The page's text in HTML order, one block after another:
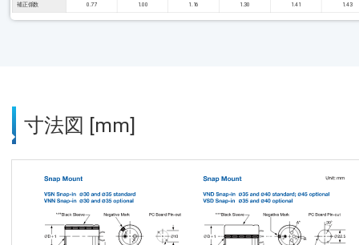
補正係数 0.77 1.00 1.16 1.30 1.41 1.43
寸法図 [mm]